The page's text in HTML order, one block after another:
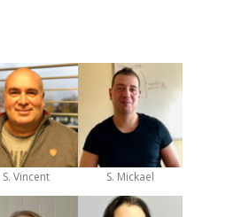
S. Vincent S. Mickael